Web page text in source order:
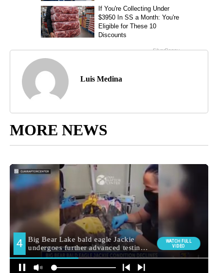
Luis Medina
MORE NEWS